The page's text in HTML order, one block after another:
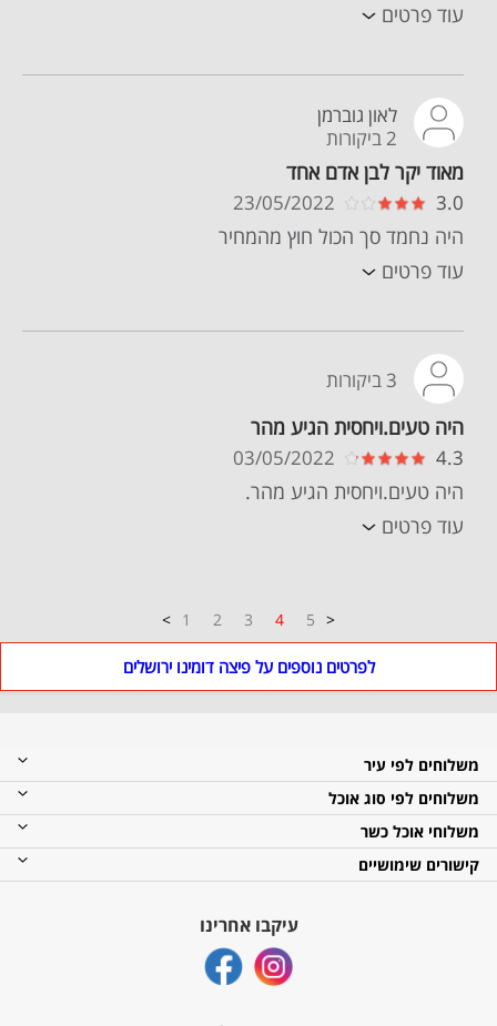
עוד פרטים
לאון גוברמן
2 ביקורות
מאוד יקר לבן אדם אחד
3.0
23/05/2022
היה נחמד סך הכול חוץ מהמחיר
עוד פרטים
3 ביקורות
היה טעים.ויחסית הגיע מהר
4.3
03/05/2022
היה טעים.ויחסית הגיע מהר.
עוד פרטים
1 2 3 4 5
לפרטים נוספים על פיצה דומינו ירושלים
משלוחים לפי עיר
משלוחים לפי סוג אוכל
משלוחי אוכל כשר
קישורים שימושיים
עיקבו אחרינו